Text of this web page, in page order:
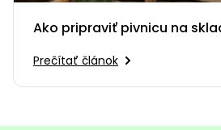
Ako pripraviť pivnicu na
Prečítať článok